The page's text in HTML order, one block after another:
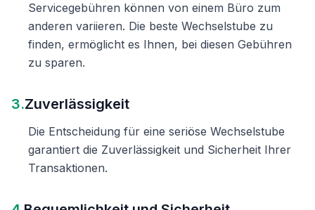
Servicegebühren können von einem Büro zum
anderen variieren. Die beste Wechselstube zu
finden, ermöglicht es Ihnen, bei diesen Gebühren
zu sparen.
3.Zuverlässigkeit
Die Entscheidung für eine seriöse Wechselstube
garantiert die Zuverlässigkeit und Sicherheit Ihrer
Transaktionen.